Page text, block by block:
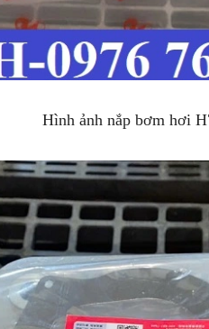
Hình ảnh nắp bơm hơi